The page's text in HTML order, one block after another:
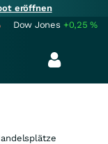
eröffnen
Dow Jones +0,25%